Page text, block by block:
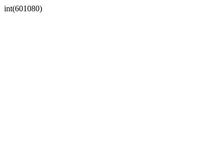
int(601080)